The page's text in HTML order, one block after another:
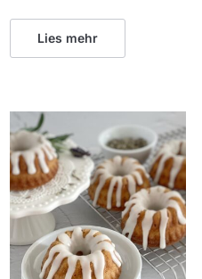
Lies mehr